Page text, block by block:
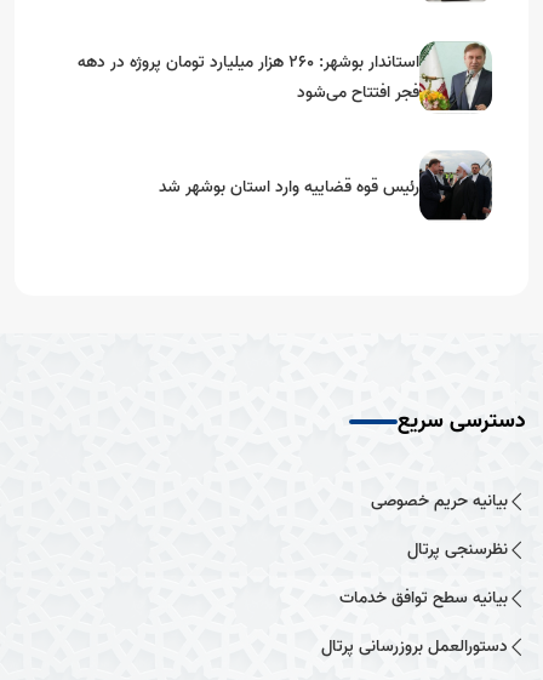
استاندار بوشهر: ۲۶۰ هزار میلیارد تومان پروژه در دهه
فجر افتتاح می‌شود
رئیس قوه قضاییه وارد استان بوشهر شد
دسترسی سریع
بیانیه حریم خصوصی
نظرسنجی پرتال
بیانیه سطح توافق خدمات
دستورالعمل بروزرسانی پرتال